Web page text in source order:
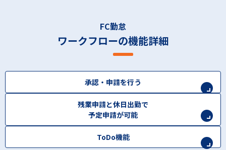
FC勤怠
ワークフローの機能詳細
承認・申請を行う
残業申請と休日出勤で
予定申請が可能
ToDo機能